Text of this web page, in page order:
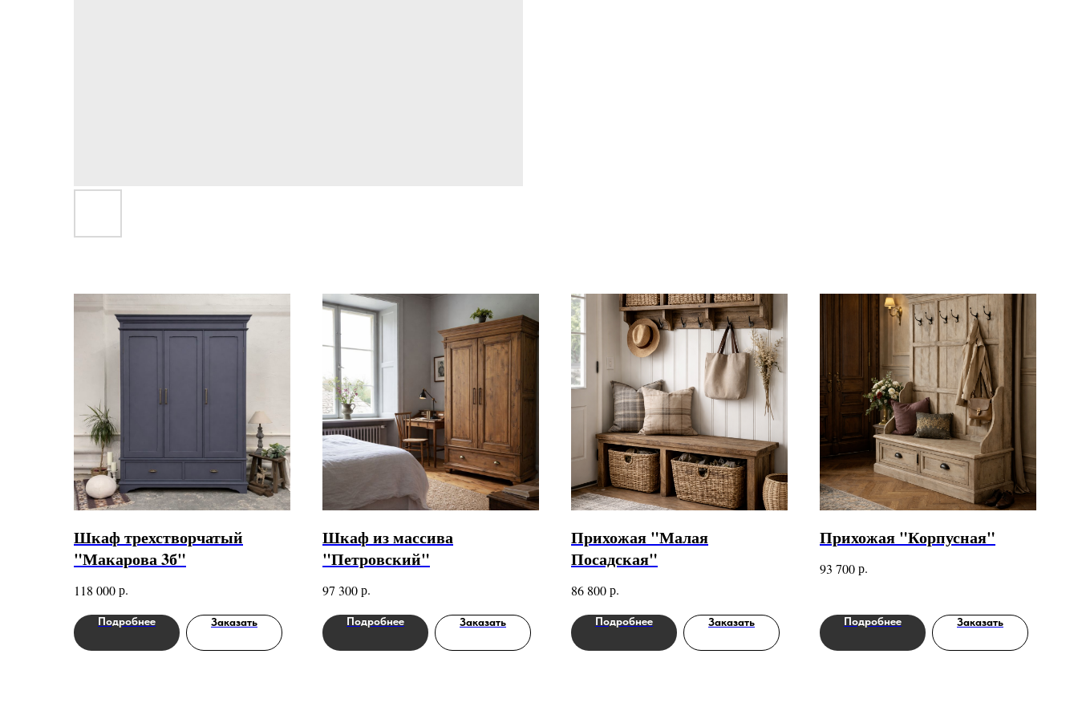
Шкаф трехстворчатый
"Макарова 3б"
118 000р.
Подробнее Заказать
Шкаф из массива
"Петровский"
97 300р.
Подробнее Заказать
Прихожая "Малая
Посадская"
86 800р.
Подробнее Заказать
Прихожая "Корпусная"
93 700р.
Подробнее Заказать